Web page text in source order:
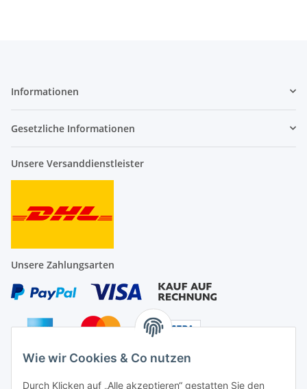
Wie wir Cookies & Co nutzen
Durch Klicken auf „Alle akzeptieren“ gestatten Sie den
Informationen
Gesetzliche Informationen
Unsere Versanddienstleister
Unsere Zahlungsarten